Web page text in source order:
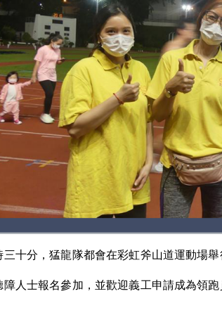
十分，猛龍隊都會在彩虹斧山道運動場舉
人士報名參加，並歡迎義工申請成為領跑